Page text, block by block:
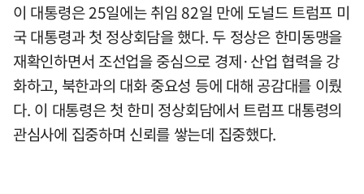
이 대통령은 25일에는 취임 82일 만에 도널드 트럼프 미
국 대통령과 첫 정상회담을 했다. 두 정상은 한미동맹을
재확인하면서 조선업을 중심으로 경제·산업 협력을 강
화하고, 북한과의 대화 중요성 등에 대해 공감대를 이뤘
다. 이 대통령은 첫 한미 정상회담에서 트럼프 대통령의
관심사에 집중하며 신뢰를 쌓는데 집중했다.